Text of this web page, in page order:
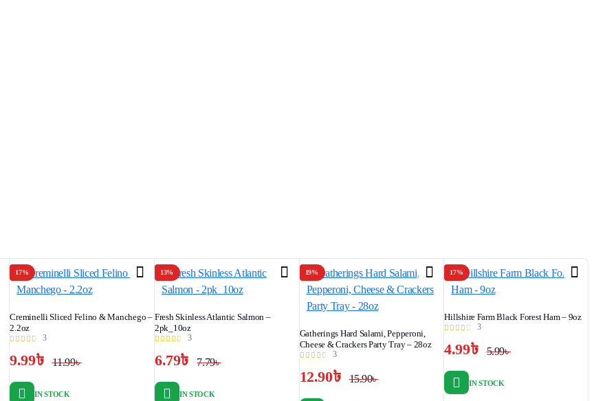
17%
Creminelli Sliced Felino & Manchego –
2.2oz
3
11.99৳
9.99৳
IN STOCK
13%
Fresh Skinless Atlantic Salmon –
2pk_10oz
3
7.79৳
6.79৳
IN STOCK
19%
Gatherings Hard Salami, Pepperoni,
Cheese & Crackers Party Tray – 28oz
3
15.90৳
12.90৳
17%
Hillshire Farm Black Forest Ham – 9oz
3
5.99৳
4.99৳
IN STOCK